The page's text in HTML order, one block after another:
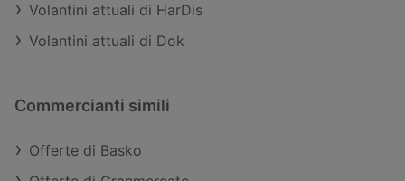
Volantini attuali di HarDis
Volantini attuali di Dok
Commercianti simili
Offerte di Basko